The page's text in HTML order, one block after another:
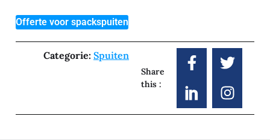
Offerte voor spackspuiten
Categorie: Spuiten
Share
this :